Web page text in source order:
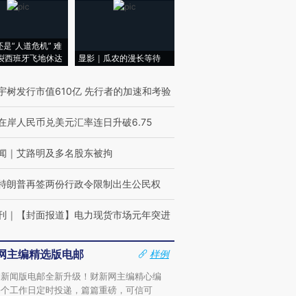
是“人道危机” 难
西班牙飞地休达
显影｜瓜农的漫长等待
树发行市值610亿 先行者的加速和考验
岸人民币兑美元汇率连日升破6.75
｜ 艾路明及多名股东被拘
朗普再签两份行政令限制出生公民权
｜ 【封面报道】电力现货市场元年突进
主编精选版电邮
样例
闻版电邮全新升级！财新网主编精心编
工作日定时投递，篇篇重磅，可信可